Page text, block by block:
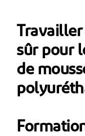
sûr pour
de